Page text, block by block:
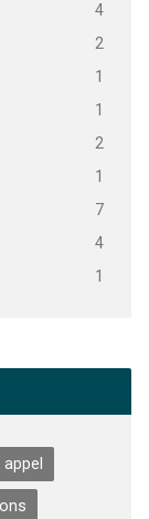
4
2
1
1
2
1
7
4
1
appel